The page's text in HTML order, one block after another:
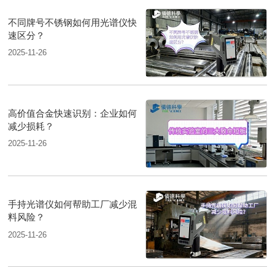
不同牌号不锈钢如何用光谱仪快
速区分？
2025-11-26
高价值合金快速识别：企业如何
减少损耗？
2025-11-26
手持光谱仪如何帮助工厂减少混
料风险？
2025-11-26